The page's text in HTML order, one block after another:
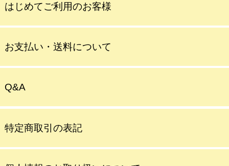
はじめてご利用のお客様
お支払い・送料について
Q&A
特定商取引の表記